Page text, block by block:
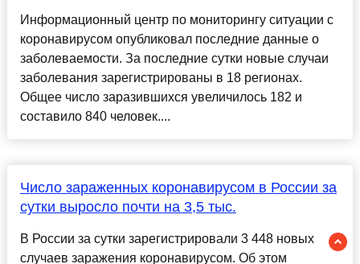
Информационный центр по мониторингу ситуации с
коронавирусом опубликовал последние данные о
заболеваемости. За последние сутки новые случаи
заболевания зарегистрированы в 18 регионах.
Общее число заразившихся увеличилось 182 и
составило 840 человек....
Число зараженных коронавирусом в России за
сутки выросло почти на 3,5 тыс.
В России за сутки зарегистрировали 3 448 новых
случаев заражения коронавирусом. Об этом